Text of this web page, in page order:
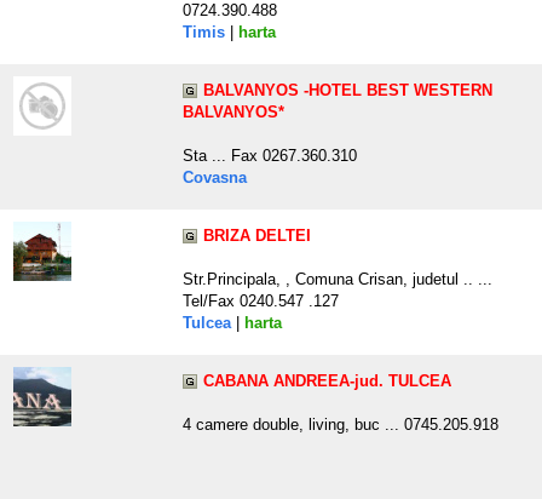
0724.390.488
Timis
harta
BALVANYOS -HOTEL BEST WESTERN
BALVANYOS*
Sta ... Fax 0267.360.310
Covasna
BRIZA DELTEI
Str.Principala, , Comuna Crisan, judetul .. ...
Tel/Fax 0240.547 .127
Tulcea| harta
CABANA ANDREEA-jud. TULCEA
4 camere double, living, buc ... 0745.205.918